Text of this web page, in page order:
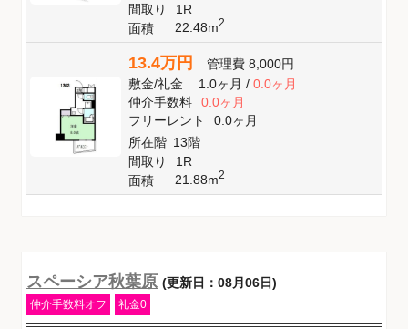
間取り
1R
面積
22.48m2
13.4万円 管理費 8,000円
敷金/礼金 1.0ヶ月/ 0.0ヶ月
仲介手数料
0.0ヶ月
フリーレント
0.0ヶ月
所在階 13階
間取り
1R
面積
21.88m2
スペーシア秋葉原 (更新日：08月06日)
仲介手数料オフ 礼金0